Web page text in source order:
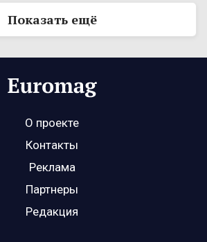
Показать ещё
О проекте
Контакты
Реклама
Партнеры
Редакция